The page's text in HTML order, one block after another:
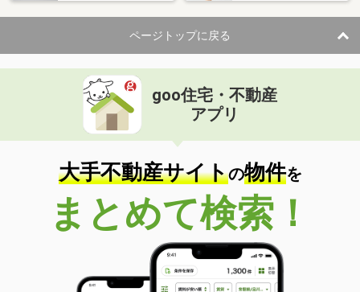
ページトップに戻る
goo住宅・不動産
アプリ
大手不動産サイトの物件を
まとめて検索！